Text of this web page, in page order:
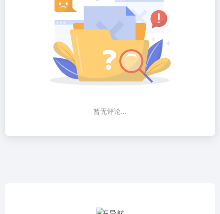
暂无评论...